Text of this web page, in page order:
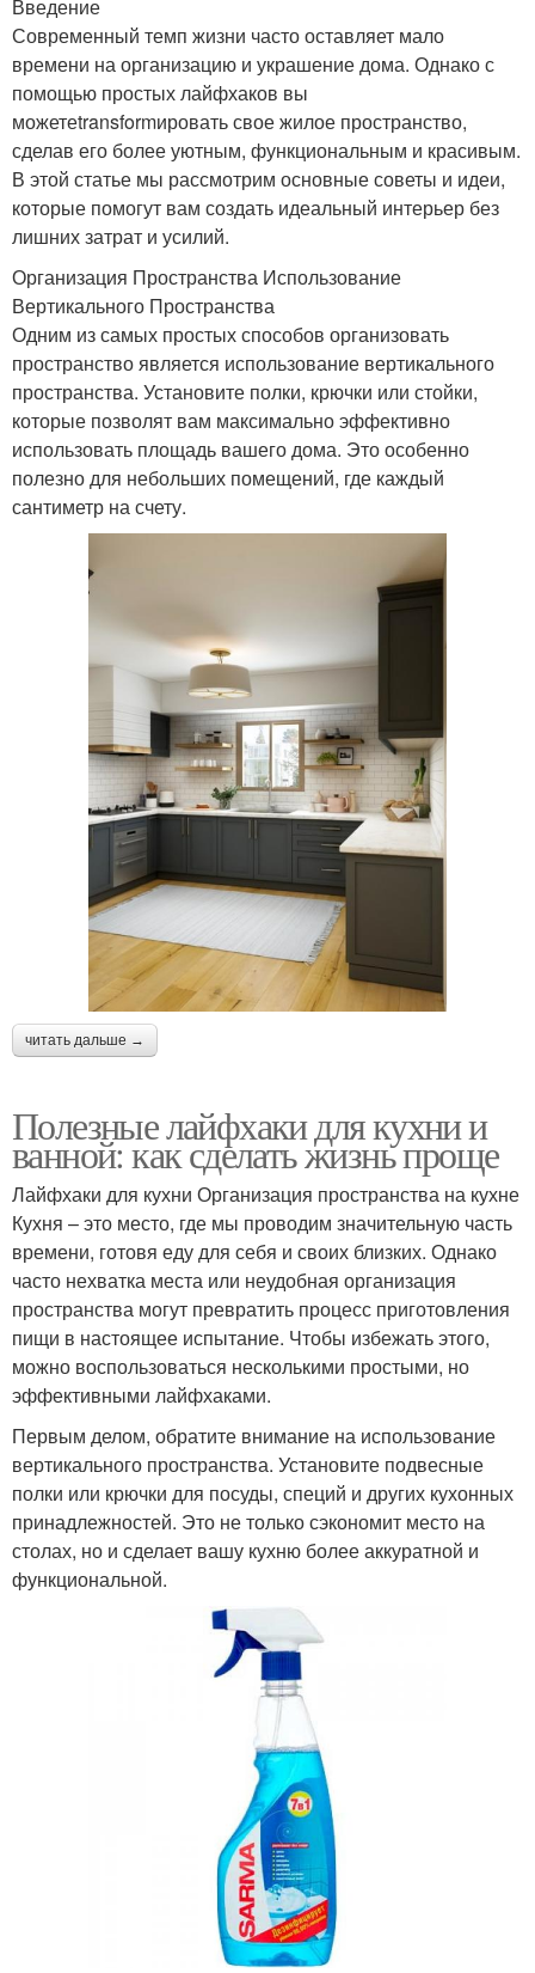
Введение
Современный темп жизни часто оставляет мало
времени на организацию и украшение дома. Однако с
помощью простых лайфхаков вы
можетеtransformировать свое жилое пространство,
сделав его более уютным, функциональным и красивым.
В этой статье мы рассмотрим основные советы и идеи,
которые помогут вам создать идеальный интерьер без
лишних затрат и усилий.
Организация Пространства Использование
Вертикального Пространства
Одним из самых простых способов организовать
пространство является использование вертикального
пространства. Установите полки, крючки или стойки,
которые позволят вам максимально эффективно
использовать площадь вашего дома. Это особенно
полезно для небольших помещений, где каждый
сантиметр на счету.
читать дальше →
Полезные лайфхаки для кухни и
ванной: как сделать жизнь проще
Лайфхаки для кухни Организация пространства на кухне
Кухня – это место, где мы проводим значительную часть
времени, готовя еду для себя и своих близких. Однако
часто нехватка места или неудобная организация
пространства могут превратить процесс приготовления
пищи в настоящее испытание. Чтобы избежать этого,
можно воспользоваться несколькими простыми, но
эффективными лайфхаками.
Первым делом, обратите внимание на использование
вертикального пространства. Установите подвесные
полки или крючки для посуды, специй и других кухонных
принадлежностей. Это не только сэкономит место на
столах, но и сделает вашу кухню более аккуратной и
функциональной.